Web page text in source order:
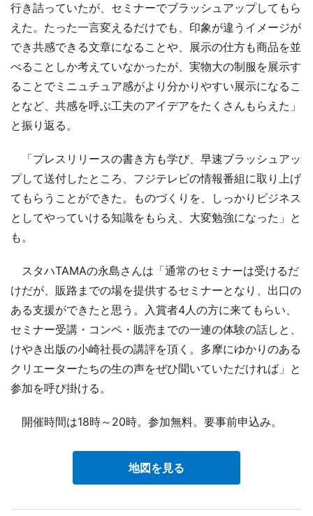
行き詰っていたが、セミナーでブラッシュアップしてもら
えた。たった一言変えるだけでも、印象が違うイメージが
でき共感できる文章になることや、展示の仕方も商品を並
べることしか考えていなかったが、実物大の制服を展示す
ることでミニュチュア感がより分かりやすい展示になるこ
となど、共感を呼ぶ工夫のアイデアをたくさんもらえた」
と振り返る。
「プレスリリースの書き方も学び、早速ブラッシュアッ
プして送付したところ、フジテレビの情報番組に取り上げ
てもらうことができた。ものづくりを、しっかりビジネス
としてやっていける知識をもらえ、大変勉強になった」と
も。
スタハTAMAの永島さんは「通常のセミナーは受けるだ
けだが、販路までの場を提供するセミナーとなり、出口の
ある支援ができたと思う。入賞者4人の方に来てもらい、
セミナー受講・コンペ・販売までの一連の体験の話しと、
けやき出版の小崎社長の講評を頂く。多摩にゆかりのある
クリエーターたちの生の声をぜひ聞いていただければ」と
参加を呼び掛ける。
開催時間は18時～20時。参加無料。要事前申込み。
地図を見る